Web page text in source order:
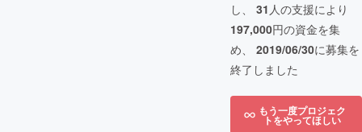
し、 31 人の支援により
197,000円の資金を集
め、 2019/06/30に募集を
終了しました
もう一度プロジェク
トをやってほしい